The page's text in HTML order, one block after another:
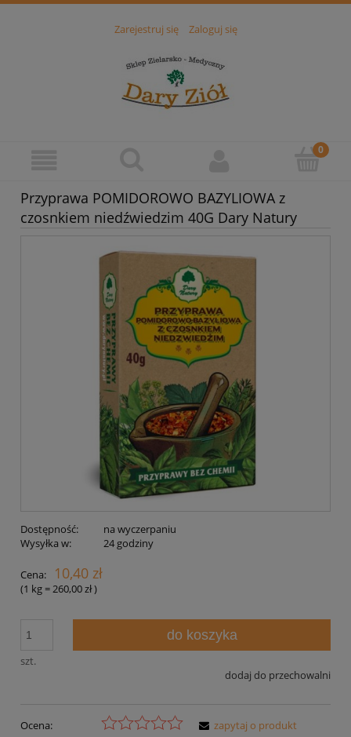
Zarejestruj się Zaloguj się
Przyprawa POMIDOROWO BAZYLIOWA z
czosnkiem niedźwiedzim 40G Dary Natury
Dostępność:
na wyczerpaniu
Wysyłka w:
24 godziny
Cena: 10,40 zł
(1 kg=260,00 zł)
szt.
do koszyka
dodaj do przechowalni
Ocena:
zapytaj o produkt